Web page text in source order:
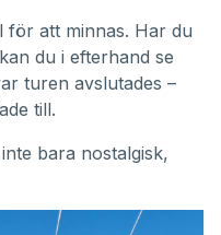
för att minnas. Har du
du i efterhand se
turen avslutades –
till.
bara nostalgisk,